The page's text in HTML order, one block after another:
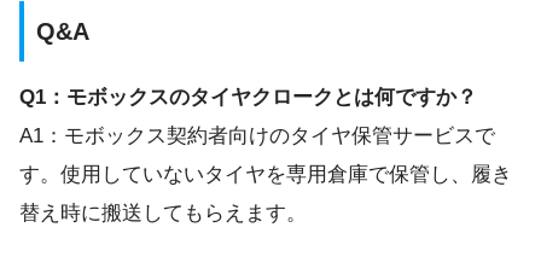
Q&A
Q1：モボックスのタイヤクロークとは何ですか？
A1：モボックス契約者向けのタイヤ保管サービスで
す。使用していないタイヤを専用倉庫で保管し、履き
替え時に搬送してもらえます。